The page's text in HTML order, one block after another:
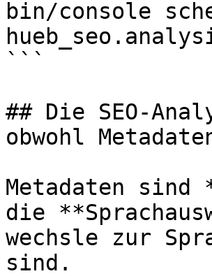
bin/console
```
## Die SEO-
obwohl
Metadaten
die
wechsle zur
sind.